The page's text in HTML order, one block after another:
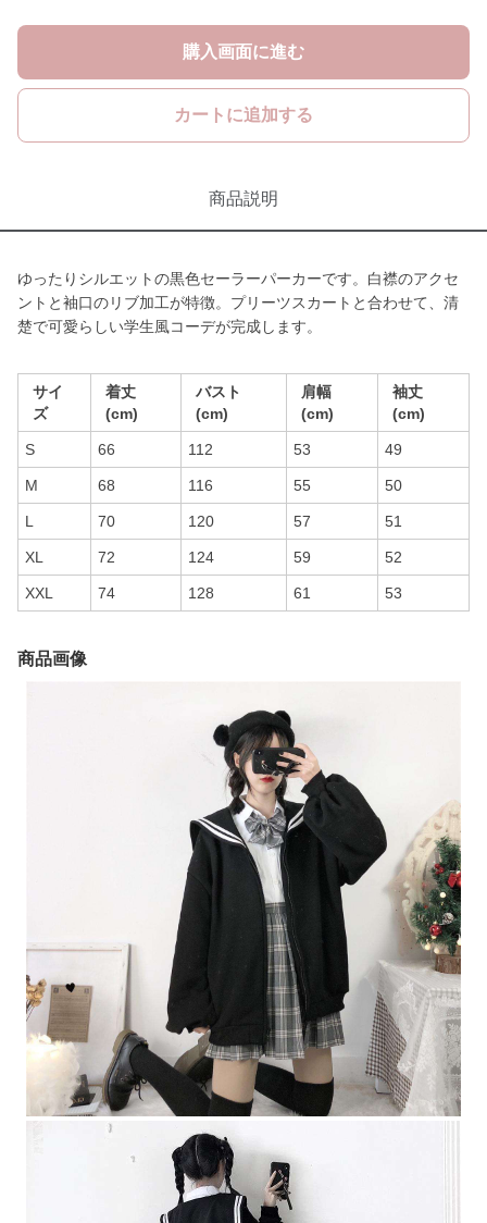
購入画面に進む
カートに追加する
商品説明
ゆったりシルエットの黒色セーラーパーカーです。白襟のアクセ
ントと袖口のリブ加工が特徴。プリーツスカートと合わせて、清
楚で可愛らしい学生風コーデが完成します。
サイ
ズ
着丈
(cm)
バスト
(cm)
肩幅
(cm)
袖丈
(cm)
S 66 112 53 49
M 68 116 55 50
L 70 120 57 51
XL 72 124 59 52
XXL 74 128 61 53
商品画像